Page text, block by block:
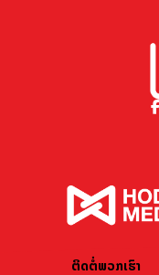
ຕິດຕໍ່ພວກເຮົາ